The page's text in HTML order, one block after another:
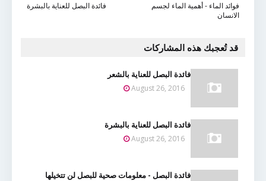
فائدة البصل للعناية بالبشرة
فوائد الماء - أهمية الماء لجسم
الانسان
قد تُعجبك هذه المشاركات
فائدة البصل للعناية بالشعر
August 26, 2016
فائدة البصل للعناية بالبشرة
August 26, 2016
فائدة البصل - معلومات صحية للبصل لن تتخيلها